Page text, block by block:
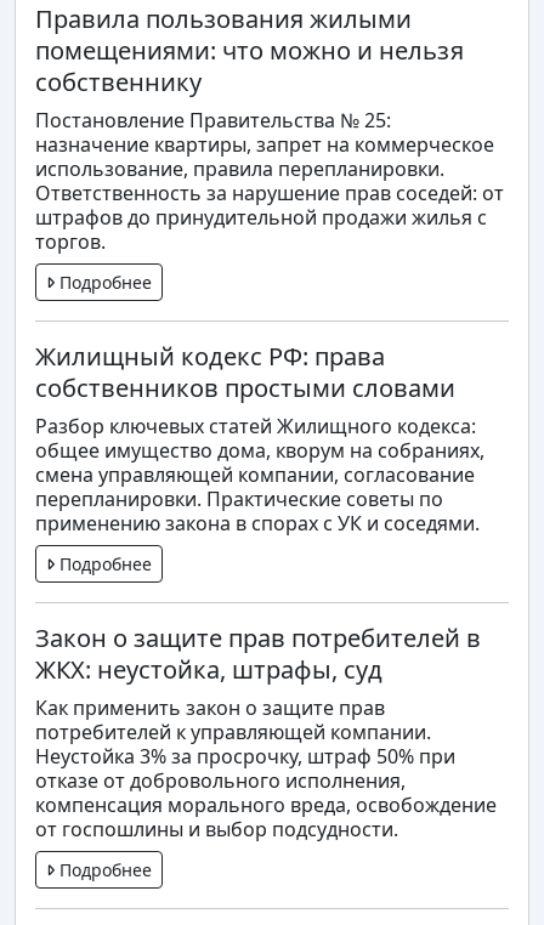
Правила пользования жилыми
помещениями: что можно и нельзя
собственнику
Постановление Правительства № 25:
назначение квартиры, запрет на коммерческое
использование, правила перепланировки.
Ответственность за нарушение прав соседей: от
штрафов до принудительной продажи жилья с
торгов.
Подробнее
Жилищный кодекс РФ: права
собственников простыми словами
Разбор ключевых статей Жилищного кодекса:
общее имущество дома, кворум на собраниях,
смена управляющей компании, согласование
перепланировки. Практические советы по
применению закона в спорах с УК и соседями.
Подробнее
Закон о защите прав потребителей в
ЖКХ: неустойка, штрафы, суд
Как применить закон о защите прав
потребителей к управляющей компании.
Неустойка 3% за просрочку, штраф 50% при
отказе от добровольного исполнения,
компенсация морального вреда, освобождение
от госпошлины и выбор подсудности.
Подробнее